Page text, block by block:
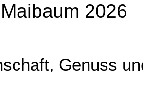
2026
Genuss